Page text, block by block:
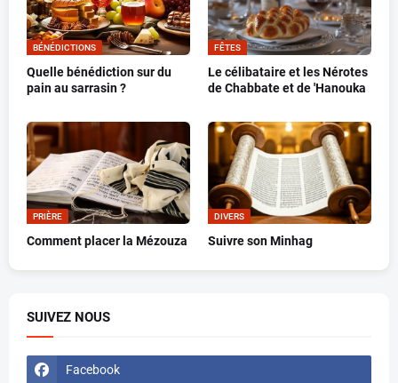
BÉNÉDICTIONS
Quelle bénédiction sur du
pain au sarrasin ?
FÊTES
Le célibataire et les Nérotes
de Chabbate et de 'Hanouka
PRIÈRE
Comment placer la Mézouza
DIVERS
Suivre son Minhag
SUIVEZ NOUS
Facebook